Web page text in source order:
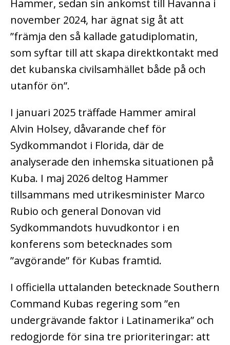
Hammer, sedan sin ankomst till Havanna i
november 2024, har ägnat sig åt att
”främja den så kallade gatudiplomatin,
som syftar till att skapa direktkontakt med
det kubanska civilsamhället både på och
utanför ön”.
I januari 2025 träffade Hammer amiral
Alvin Holsey, dåvarande chef för
Sydkommandot i Florida, där de
analyserade den inhemska situationen på
Kuba. I maj 2026 deltog Hammer
tillsammans med utrikesminister Marco
Rubio och general Donovan vid
Sydkommandots huvudkontor i en
konferens som betecknades som
”avgörande” för Kubas framtid.
I officiella uttalanden betecknade Southern
Command Kubas regering som ”en
undergrävande faktor i Latinamerika” och
redogjorde för sina tre prioriteringar: att